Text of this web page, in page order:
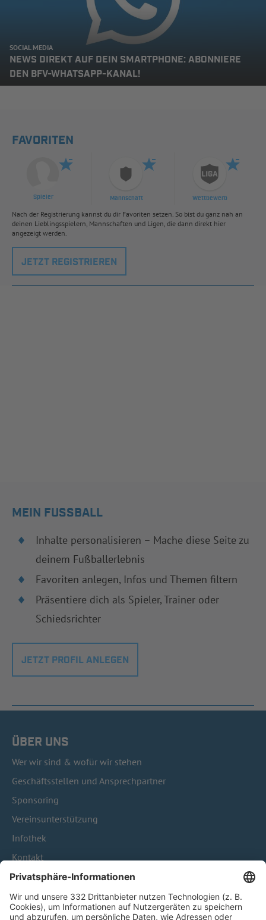
SOCIAL MEDIA
NEWS DIREKT AUF DEIN SMARTPHONE: ABONNIERE
DEN BFV-WHATSAPP-KANAL!
FAVORITEN
Spieler Mannschaft Wettbewerb
Nach der Registrierung kannst du dir Favoriten setzen. So bist du ganz nah an
deinen Lieblingsspielern, Mannschaften und Ligen, die dann direkt hier
angezeigt werden.
JETZT REGISTRIEREN
MEIN FUSSBALL
Inhalte personalisieren – Mache diese Seite zu
deinem Fußballerlebnis
Favoriten anlegen, Infos und Themen filtern
Präsentiere dich als Spieler, Trainer oder
Schiedsrichter
JETZT PROFIL ANLEGEN
ÜBER UNS
Wer wir sind & wofür wir stehen
Geschäftsstellen und Ansprechpartner
Sponsoring
Vereinsunterstützung
Infothek
Kontakt
HÄUFIG BESUCHTE SEITEN
Pässe und Vereinswechsel